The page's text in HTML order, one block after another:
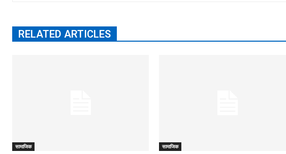
RELATED ARTICLES
सामाजिक सामाजिक